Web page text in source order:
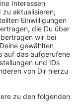
Dann liefen die
in
von ihnen soll
und
eine blaue
Ein anderer hatte
schwarzes T-Shirt
beobachtet hat,
CM